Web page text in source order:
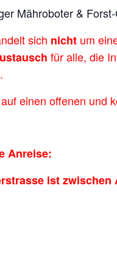
Mähroboter &
sich nicht um
für alle, die
einen offenen und
Anreise:
ist